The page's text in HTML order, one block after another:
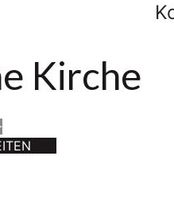
Kirche